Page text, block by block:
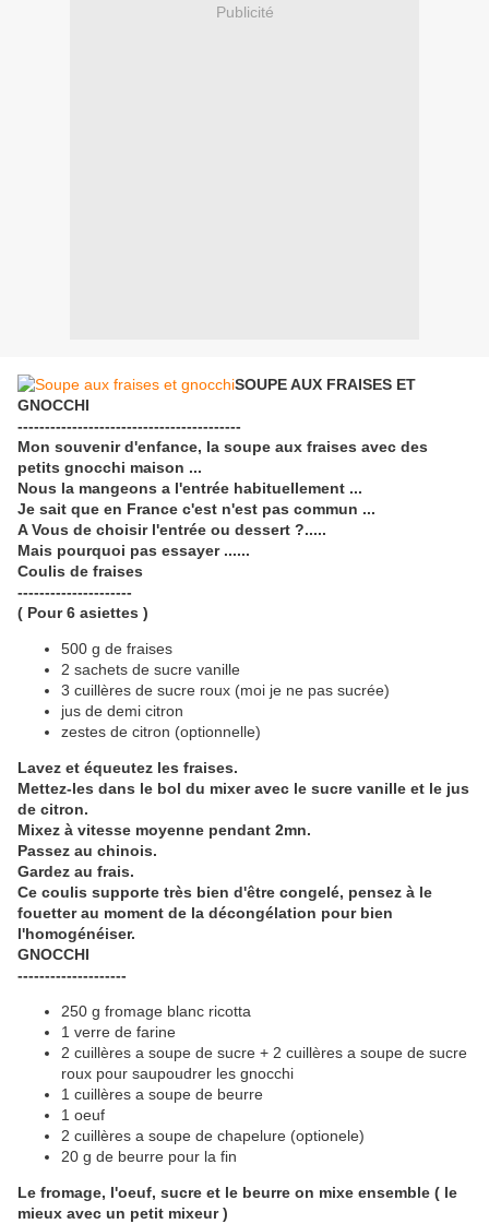
Publicité
SOUPE AUX FRAISES ET
GNOCCHI
-----------------------------------------
Mon souvenir d'enfance, la soupe aux fraises avec des
petits gnocchi maison ...
Nous la mangeons a l'entrée habituellement ...
Je sait que en France c'est n'est pas commun ...
A Vous de choisir l'entrée ou dessert ?.....
Mais pourquoi pas essayer ......
Coulis de fraises
---------------------
( Pour 6 asiettes )
500 g de fraises
2 sachets de sucre vanille
3 cuillères de sucre roux (moi je ne pas sucrée)
jus de demi citron
zestes de citron (optionnelle)
Lavez et équeutez les fraises.
Mettez-les dans le bol du mixer avec le sucre vanille et le jus
de citron.
Mixez à vitesse moyenne pendant 2mn.
Passez au chinois.
Gardez au frais.
Ce coulis supporte très bien d'être congelé, pensez à le
fouetter au moment de la décongélation pour bien
l'homogénéiser.
GNOCCHI
--------------------
250 g fromage blanc ricotta
1 verre de farine
2 cuillères a soupe de sucre + 2 cuillères a soupe de sucre
roux pour saupoudrer les gnocchi
1 cuillères a soupe de beurre
1 oeuf
2 cuillères a soupe de chapelure (optionele)
20 g de beurre pour la fin
Le fromage, l'oeuf, sucre et le beurre on mixe ensemble ( le
mieux avec un petit mixeur )